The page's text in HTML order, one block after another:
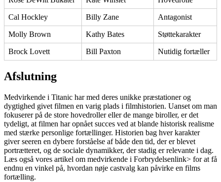
Cal Hockley Billy Zane Antagonist
Molly Brown Kathy Bates Støttekarakter
Brock Lovett Bill Paxton Nutidig fortæller
Afslutning
Medvirkende i Titanic har med deres unikke præstationer og
dygtighed givet filmen en varig plads i filmhistorien. Uanset om man
fokuserer på de store hovedroller eller de mange biroller, er det
tydeligt, at filmen har opnået succes ved at blande historisk realisme
med stærke personlige fortællinger. Historien bag hver karakter
giver seeren en dybere forståelse af både den tid, der er blevet
portrætteret, og de sociale dynamikker, der stadig er relevante i dag.
Læs også vores artikel om medvirkende i Forbrydelsenlink> for at få
endnu en vinkel på, hvordan nøje castvalg kan påvirke en films
fortælling.